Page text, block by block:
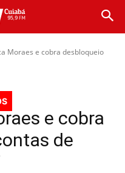
Moraes e cobra desbloqueio
e cobra
de